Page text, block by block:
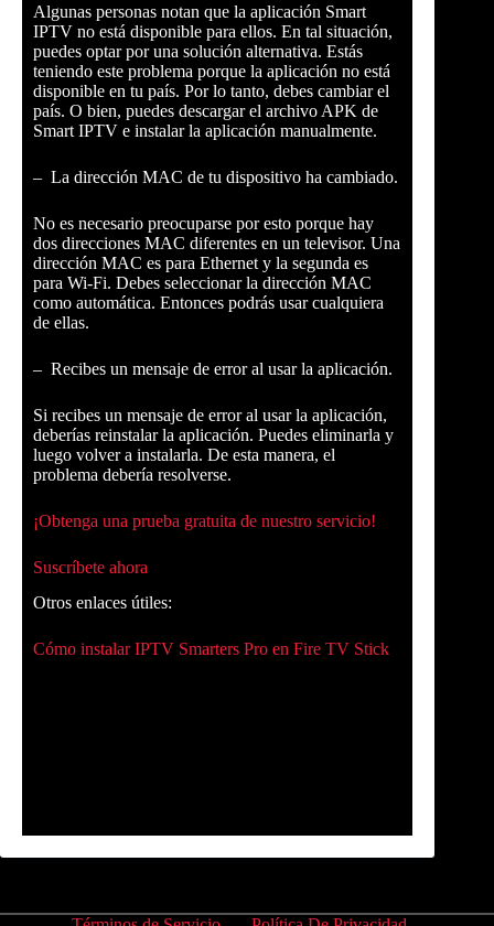
Algunas personas notan que la aplicación Smart
IPTV no está disponible para ellos. En tal situación,
puedes optar por una solución alternativa. Estás
teniendo este problema porque la aplicación no está
disponible en tu país. Por lo tanto, debes cambiar el
país. O bien, puedes descargar el archivo APK de
Smart IPTV e instalar la aplicación manualmente.
– La dirección MAC de tu dispositivo ha cambiado.
No es necesario preocuparse por esto porque hay
dos direcciones MAC diferentes en un televisor. Una
dirección MAC es para Ethernet y la segunda es
para Wi-Fi. Debes seleccionar la dirección MAC
como automática. Entonces podrás usar cualquiera
de ellas.
– Recibes un mensaje de error al usar la aplicación.
Si recibes un mensaje de error al usar la aplicación,
deberías reinstalar la aplicación. Puedes eliminarla y
luego volver a instalarla. De esta manera, el
problema debería resolverse.
¡Obtenga una prueba gratuita de nuestro servicio!
Suscríbete ahora
Otros enlaces útiles:
Cómo instalar IPTV Smarters Pro en Fire TV Stick